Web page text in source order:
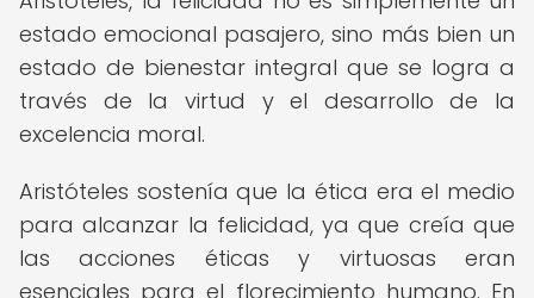
estado emocional pasajero, sino más bien un
estado de bienestar integral que se logra a
través de la virtud y el desarrollo de la
excelencia moral.
Aristóteles sostenía que la ética era el medio
para alcanzar la felicidad, ya que creía que
las acciones éticas y virtuosas eran
esenciales para el florecimiento humano. En